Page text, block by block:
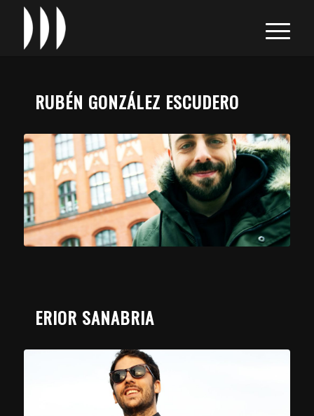
RUBÉN GONZÁLEZ ESCUDERO
ERIOR SANABRIA